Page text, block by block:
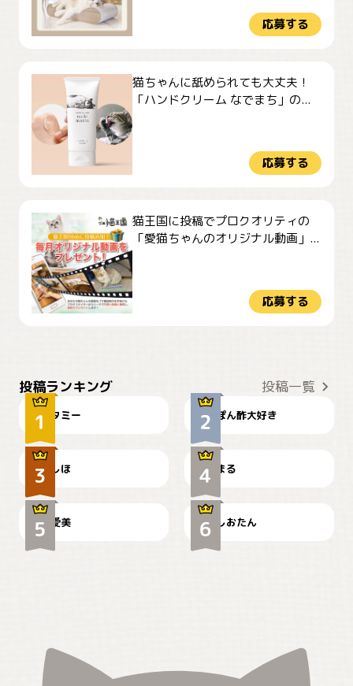
応募する
猫ちゃんに舐められても大丈夫！
「ハンドクリーム なでまち」の...
応募する
猫王国に投稿でプロクオリティの
「愛猫ちゃんのオリジナル動画」...
応募する
投稿ランキング 投稿一覧
タミー ぽん酢大好き
お弁当になりたいにゃ😽
しほ
🤦‍♀️
まる
かわいい毛玉つき
爱美
暑い日が続くにゃ
しおたん